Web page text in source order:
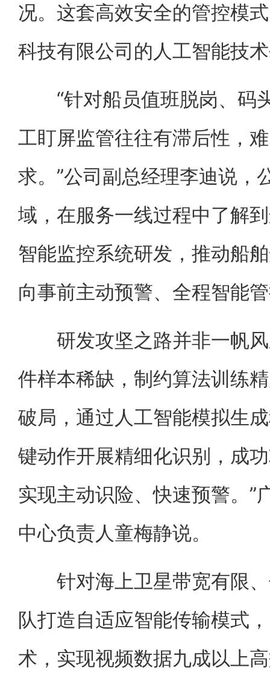
况。这套高效安全的管控模
科技有限公司的人工智能技
“针对船员值班脱岗、码
工盯屏监管往往有滞后性，
求。”公司副总经理李迪说，
域，在服务一线过程中了解
智能监控系统研发，推动船
向事前主动预警、全程智能
研发攻坚之路并非一帆风
件样本稀缺，制约算法训练
破局，通过人工智能模拟生
键动作开展精细化识别，成
实现主动识险、快速预警。”
中心负责人童梅静说。
针对海上卫星带宽有限、
队打造自适应智能传输模式
术，实现视频数据九成以上